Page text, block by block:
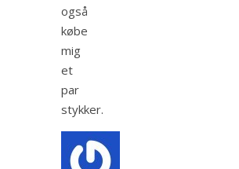
også
købe
mig
et
par
stykker.